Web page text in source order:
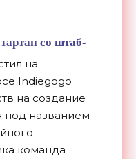
со штаб-
на
Indiegogo
на создание
под названием
команда